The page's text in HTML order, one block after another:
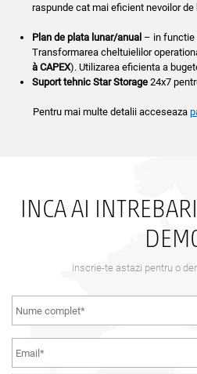
raspunde cat mai eficient nevoilor de
Plan de plata lunar/anual – in functie
Transformarea cheltuielilor
àCAPEX). Utilizarea eficienta a
Suport tehnicStar Storage 24x7
Pentru mai multe detalii acceseaza
INCA AI
Inscrie-te astazi pentru o